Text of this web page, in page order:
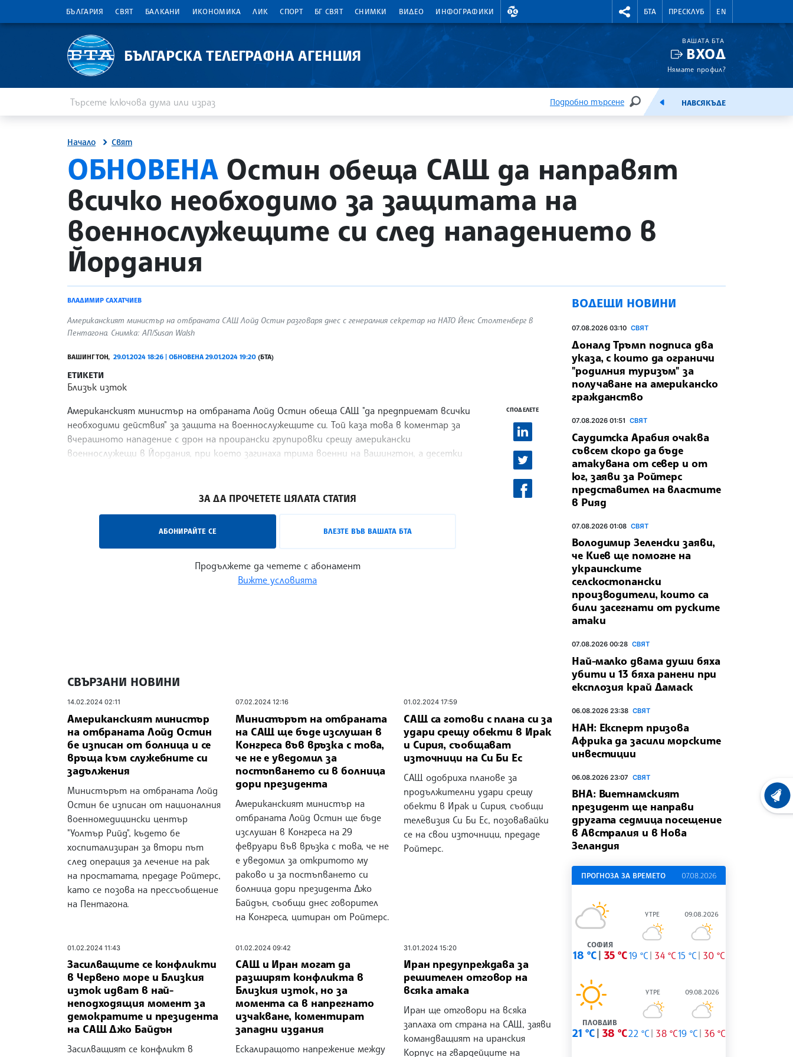
БЪЛГАРИЯ СВЯТ БАЛКАНИ ИКОНОМИКА ЛИК СПОРТ БГ СВЯТ СНИМКИ ВИДЕО ИНФОГРАФИКИ
ВАЛУТНИ КУРСОВЕ RIGHTMENU.SOCIAL
БТА ПРЕСКЛУБ EN
БЪЛГАРСКА ТЕЛЕГРАФНА АГЕНЦИЯ
ВАШАТА БТА
ВХОД
Нямате профил?
Подробно търсене
ТЪРСЕНЕЕМИСИЯНАВСЯКЪДЕ
Начало Свят
site.bta
ОБНОВЕНАОстин обеща САЩ да направят
всичко необходимо за защитата на
военнослужещите си след нападението в
Йордания
ВЛАДИМИР САХАТЧИЕВ
Американският министър на отбраната САЩ Лойд Остин разговаря днес с генералния секретар на НАТО Йенс Столтенберг в
Пентагона. Снимка: АП/Susan Walsh
ВАШИНГТОН, 29.01.2024 18:26 | ОБНОВЕНА 29.01.2024 19:20 (БТА)
ЕТИКЕТИ
Близък изток
Американският министър на отбраната Лойд Остин обеща САЩ "да предприемат всички
необходими действия" за защита на военнослужещите си. Той каза това в коментар за
вчерашното нападение с дрон на проирански групировки срещу американски
военнослужещи в Йордания, при което загинаха трима военни на Вашингтон, а десетки
ЗА ДА ПРОЧЕТЕТЕ ЦЯЛАТА СТАТИЯ
АБОНИРАЙТЕ СЕ ВЛЕЗТЕ ВЪВ ВАШАТА БТА
Продължете да четете с абонамент
Вижте условията
СПОДЕЛЕТЕ
СВЪРЗАНИ НОВИНИ
14.02.2024 02:11
Американският министър
на отбраната Лойд Остин
бе изписан от болница и се
връща към служебните си
задължения
Министърът на отбраната Лойд
Остин бе изписан от националния
военномедицински център
"Уолтър Рийд", където бе
хоспитализиран за втори път
след операция за лечение на рак
на простатата, предаде Ройтерс,
като се позова на прессъобщение
на Пентагона.
07.02.2024 12:16
Министърът на отбраната
на САЩ ще бъде изслушан в
Конгреса във връзка с това,
че не е уведомил за
постъпването си в болница
дори президента
Американският министър на
отбраната Лойд Остин ще бъде
изслушан в Конгреса на 29
февруари във връзка с това, че не
е уведомил за откритото му
раково и за постъпването си
болница дори президента Джо
Байдън, съобщи днес говорител
на Конгреса, цитиран от Ройтерс.
01.02.2024 17:59
САЩ са готови с плана си за
удари срещу обекти в Ирак
и Сирия, съобщават
източници на Си Би Ес
САЩ одобриха планове за
продължителни удари срещу
обекти в Ирак и Сирия, съобщи
телевизия Си Би Ес, позовавайки
се на свои източници, предаде
Ройтерс.
01.02.2024 11:43
Засилващите се конфликти
в Червено море и Близкия
изток идват в най-
неподходящия момент за
демократите и президента
на САЩ Джо Байдън
Засилващият се конфликт в
01.02.2024 09:42
САЩ и Иран могат да
разширят конфликта в
Близкия изток, но за
момента са в напрегнато
изчакване, коментират
западни издания
Ескалиращото напрежение между
31.01.2024 15:20
Иран предупреждава за
решителен отговор на
всяка атака
Иран ще отговори на всяка
заплаха от страна на САЩ, заяви
командващият на иранския
Корпус на гвардейците на
ВОДЕЩИ НОВИНИ
07.08.2026 03:10 СВЯТ
Доналд Тръмп подписа два
указа, с които да ограничи
"родилния туризъм" за
получаване на американско
гражданство
07.08.2026 01:51 СВЯТ
Саудитска Арабия очаква
съвсем скоро да бъде
атакувана от север и от
юг, заяви за Ройтерс
представител на властите
в Рияд
07.08.2026 01:08 СВЯТ
Володимир Зеленски заяви,
че Киев ще помогне на
украинските
селскостопански
производители, които са
били засегнати от руските
атаки
07.08.2026 00:28 СВЯТ
Най-малко двама души бяха
убити и 13 бяха ранени при
експлозия край Дамаск
06.08.2026 23:38 СВЯТ
НАН: Експерт призова
Африка да засили морските
инвестиции
06.08.2026 23:07 СВЯТ
ВНА: Виетнамският
президент ще направи
другата седмица посещение
в Австралия и в Нова
Зеландия
ПРОГНОЗА ЗА ВРЕМЕТО 07.08.2026
СОФИЯ
18 °C 35 °C
УТРЕ
19 °C 34 °C
09.08.2026
15 °C 30 °C
ПЛОВДИВ
21 °C 38 °C
УТРЕ
22 °C 38 °C
09.08.2026
19 °C 36 °C